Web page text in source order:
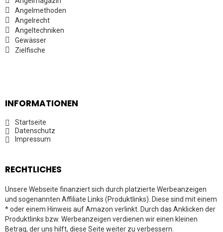
Angelmethoden
Angelrecht
Angeltechniken
Gewässer
Zielfische
INFORMATIONEN
Startseite
Datenschutz
Impressum
RECHTLICHES
Unsere Webseite finanziert sich durch platzierte Werbeanzeigen
und sogenannten Affiliate Links (Produktlinks). Diese sind mit einem
* oder einem Hinweis auf Amazon verlinkt. Durch das Anklicken der
Produktlinks bzw. Werbeanzeigen verdienen wir einen kleinen
Betrag, der uns hilft, diese Seite weiter zu verbessern.